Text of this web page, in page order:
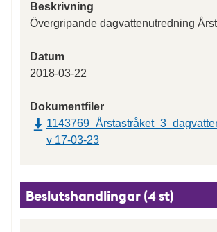
Beskrivning
Övergripande dagvattenutredning
Datum
2018-03-22
Dokumentfiler
v 17-03-23
Beslutshandlingar (4 st)